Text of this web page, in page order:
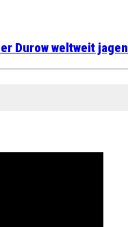
Durow weltweit jagen